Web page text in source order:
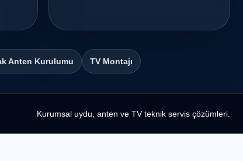
Anten Kurulumu TV Montajı
Kurumsal uydu, anten ve TV teknik servis çözümleri.